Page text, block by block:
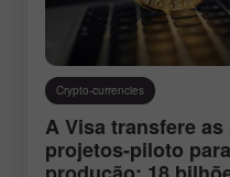
Bawulski Miroslaw
Crypto-currencies
A Visa transfere
projetos-piloto